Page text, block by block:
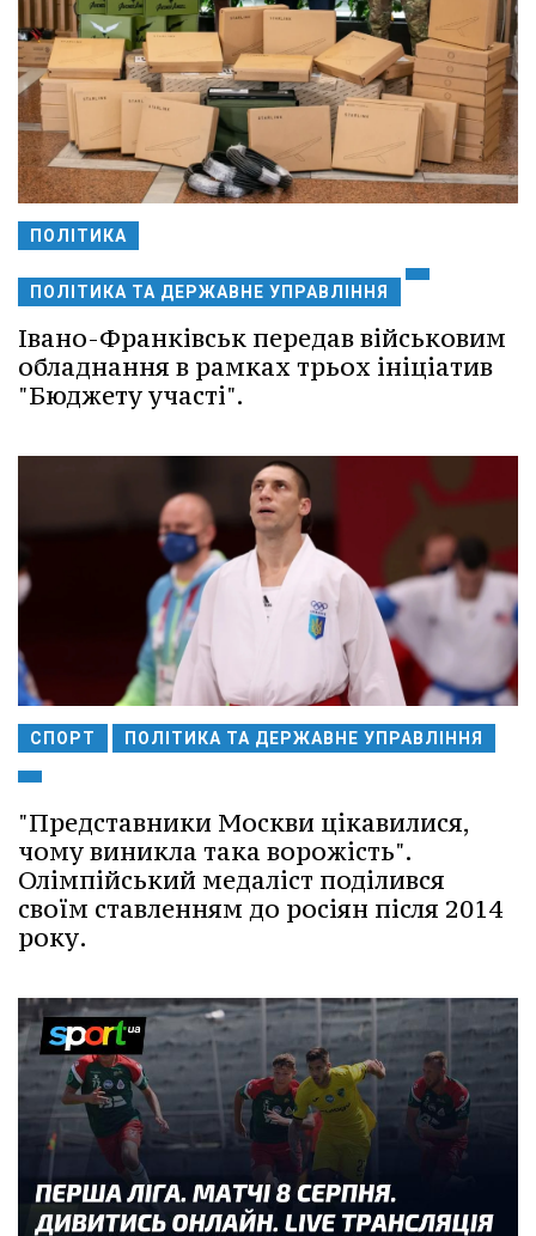
ПОЛІТИКА
ПОЛІТИКА ТА ДЕРЖАВНЕ УПРАВЛІННЯ
Івано-Франківськ передав військовим
обладнання в рамках трьох ініціатив
"Бюджету участі".
СПОРТ ПОЛІТИКА ТА ДЕРЖАВНЕ УПРАВЛІННЯ
"Представники Москви цікавилися,
чому виникла така ворожість".
Олімпійський медаліст поділився
своїм ставленням до росіян після 2014
року.